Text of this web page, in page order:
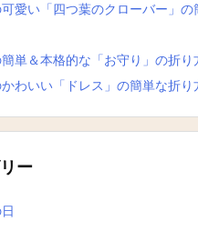
愛い「四つ葉のクローバー」の
単＆本格的な「お守り」の折り
わいい「ドレス」の簡単な折り
ー